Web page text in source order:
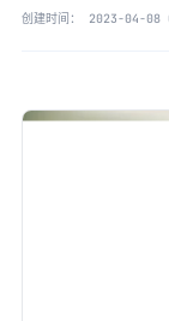
创建时间： 2023-04-08